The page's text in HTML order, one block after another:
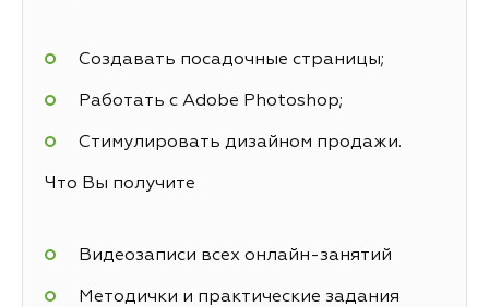
Создавать посадочные страницы;
Работать с Adobe Photoshop;
Стимулировать дизайном продажи.
Что Вы получите
Видеозаписи всех онлайн-занятий
Методички и практические задания